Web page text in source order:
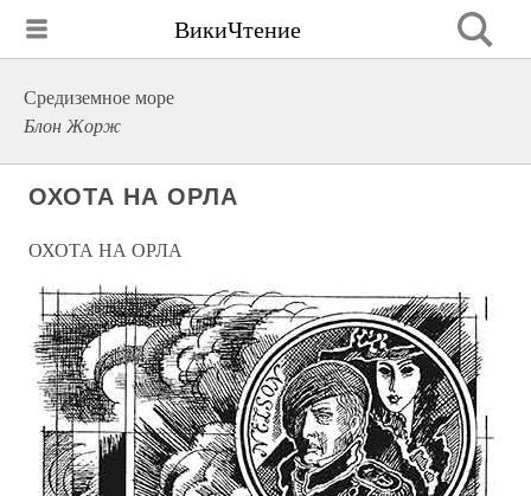
ВикиЧтение
Средиземное море
Блон Жорж
ОХОТА НА ОРЛА
ОХОТА НА ОРЛА